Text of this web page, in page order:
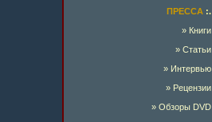
ПРЕССА :.
» Книги
» Статьи
» Интервью
» Рецензии
» Обзоры DVD